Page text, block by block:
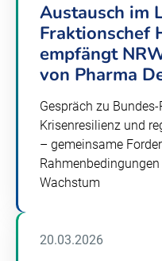
Austausch im
Fraktionschef
empfängt
von Pharma
Gespräch zu
Krisenresilienz und
– gemeinsame
Wachstum
20.03.2026